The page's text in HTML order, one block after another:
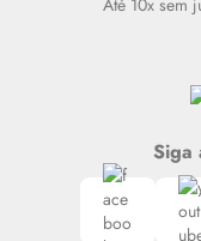
Até 10x sem
Siga